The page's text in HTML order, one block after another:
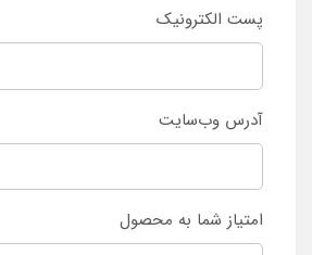
پست الکترونیک
آدرس وب‌سایت
امتیاز شما به محصول